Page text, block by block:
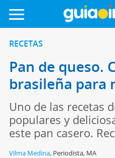
RECETAS
Pan de queso.
brasileña para
Uno de las recetas
populares y
este pan casero.
Vilma Medina, Periodista, MA